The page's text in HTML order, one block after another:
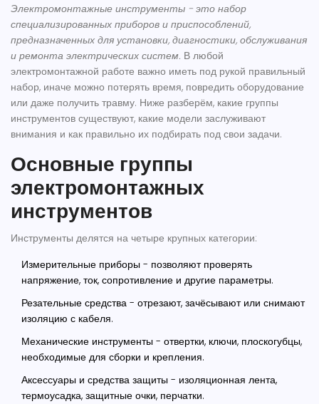
Электромонтажные инструменты - это набор
специализированных приборов и приспособлений,
предназначенных для установки, диагностики, обслуживания
и ремонта электрических систем. В любой
электромонтажной работе важно иметь под рукой правильный
набор, иначе можно потерять время, повредить оборудование
или даже получить травму. Ниже разберём, какие группы
инструментов существуют, какие модели заслуживают
внимания и как правильно их подбирать под свои задачи.
Основные группы
электромонтажных
инструментов
Инструменты делятся на четыре крупных категории:
Измерительные приборы - позволяют проверять
напряжение, ток, сопротивление и другие параметры.
Резательные средства - отрезают, зачёсывают или снимают
изоляцию с кабеля.
Механические инструменты - отвертки, ключи, плоскогубцы,
необходимые для сборки и крепления.
Аксессуары и средства защиты - изоляционная лента,
термоусадка, защитные очки, перчатки.